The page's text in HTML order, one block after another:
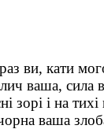
ви, кати
ваша, сила
зорі і на
ваша